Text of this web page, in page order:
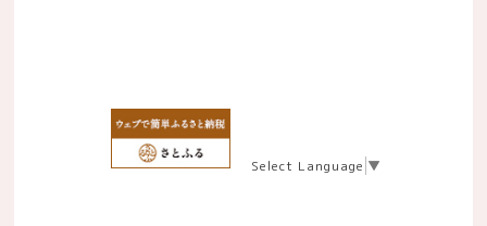
Select Language ▼